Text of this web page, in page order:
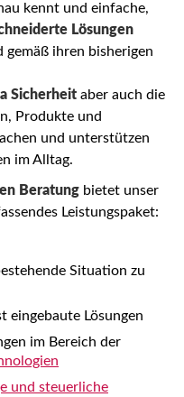
kennt und einfache,
Lösungen
ihren bisherigen
Sicherheit aber auch die
Produkte und
und unterstützen
im Alltag.
Beratung bietet unser
Leistungspaket:
Situation zu
eingebaute Lösungen
im Bereich der
und steuerliche